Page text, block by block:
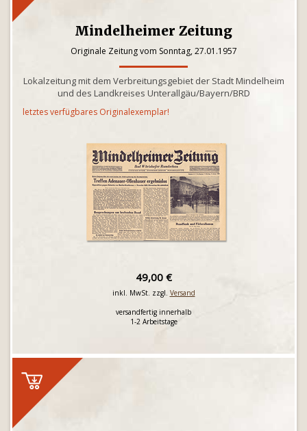
Mindelheimer Zeitung
Originale Zeitung vom Sonntag, 27.01.1957
Lokalzeitung mit dem Verbreitungsgebiet der Stadt Mindelheim
und des Landkreises Unterallgäu/Bayern/BRD
letztes verfügbares Originalexemplar!
49,00 €
inkl. MwSt. zzgl. Versand
versandfertig innerhalb
1-2 Arbeitstage